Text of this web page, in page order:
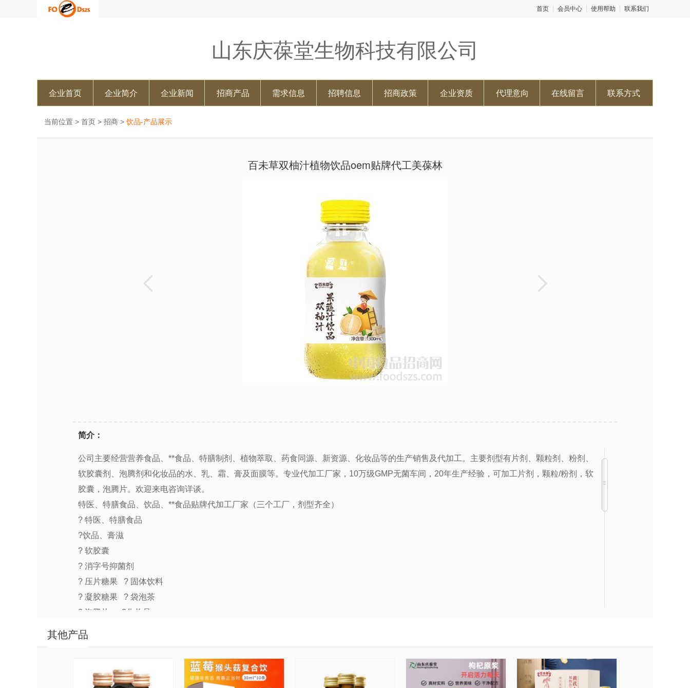
首页 会员中心 使用帮助 联系我们
山东庆葆堂生物科技有限公司
企业首页 企业简介 企业新闻 招商产品 需求信息 招聘信息 招商政策 企业资质 代理意向 在线留言 联系方式
当前位置 > 首页 > 招商 > 饮品-产品展示
百未草双柚汁植物饮品oem贴牌代工美葆林
简介：
公司主要经营营养食品、**食品、特膳制剂、植物萃取、药食同源、新资源、化妆品等的生产销售及代加工。主要剂型有片剂、颗粒剂、粉剂、
软胶囊剂、泡腾剂和化妆品的水、乳、霜、膏及面膜等。专业代加工厂家，10万级GMP无菌车间，20年生产经验，可加工片剂，颗粒/粉剂，软
胶囊，泡腾片。欢迎来电咨询详谈。
特医、特膳食品、饮品、**食品贴牌代加工厂家（三个工厂，剂型齐全）
? 特医、特膳食品
?饮品、膏滋
? 软胶囊
? 消字号抑菌剂
? 压片糖果 ? 固体饮料
? 凝胶糖果 ? 袋泡茶
? 泡腾片 ?化妆品
其他产品